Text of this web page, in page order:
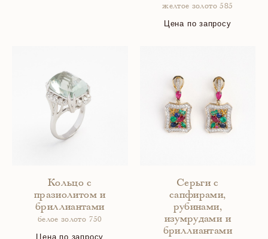
желтое золото 585
Цена по запросу
Кольцо с
празиолитом и
бриллиантами
белое золото 750
Цена по запросу
Серьги с
сапфирами,
рубинами,
изумрудами и
бриллиантами